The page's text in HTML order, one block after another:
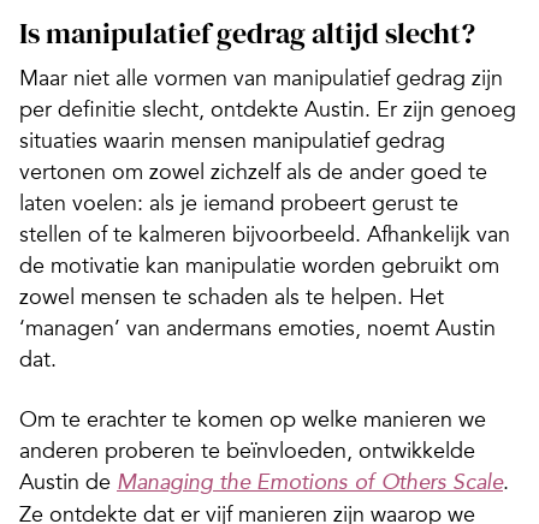
Is manipulatief gedrag altijd slecht?
Maar niet alle vormen van manipulatief gedrag zijn
per definitie slecht, ontdekte Austin. Er zijn genoeg
situaties waarin mensen manipulatief gedrag
vertonen om zowel zichzelf als de ander goed te
laten voelen: als je iemand probeert gerust te
stellen of te kalmeren bijvoorbeeld. Afhankelijk van
de motivatie kan manipulatie worden gebruikt om
zowel mensen te schaden als te helpen. Het
‘managen’ van andermans emoties, noemt Austin
dat.
Om te erachter te komen op welke manieren we
anderen proberen te beïnvloeden, ontwikkelde
Austin de Managing the Emotions of Others Scale.
Ze ontdekte dat er vijf manieren zijn waarop we